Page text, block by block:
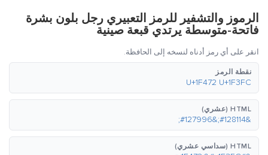
الرموز والتشفير للرمز التعبيري رجل بلون بشرة
فاتحة-متوسطة يرتدي قبعة صينية
انقر على أي رمز أدناه لنسخه إلى الحافظة.
نقطة الرمز
U+1F472 U+1F3FC
HTML (عشري)
&#128114;&#127996;
HTML (سداسي عشري)